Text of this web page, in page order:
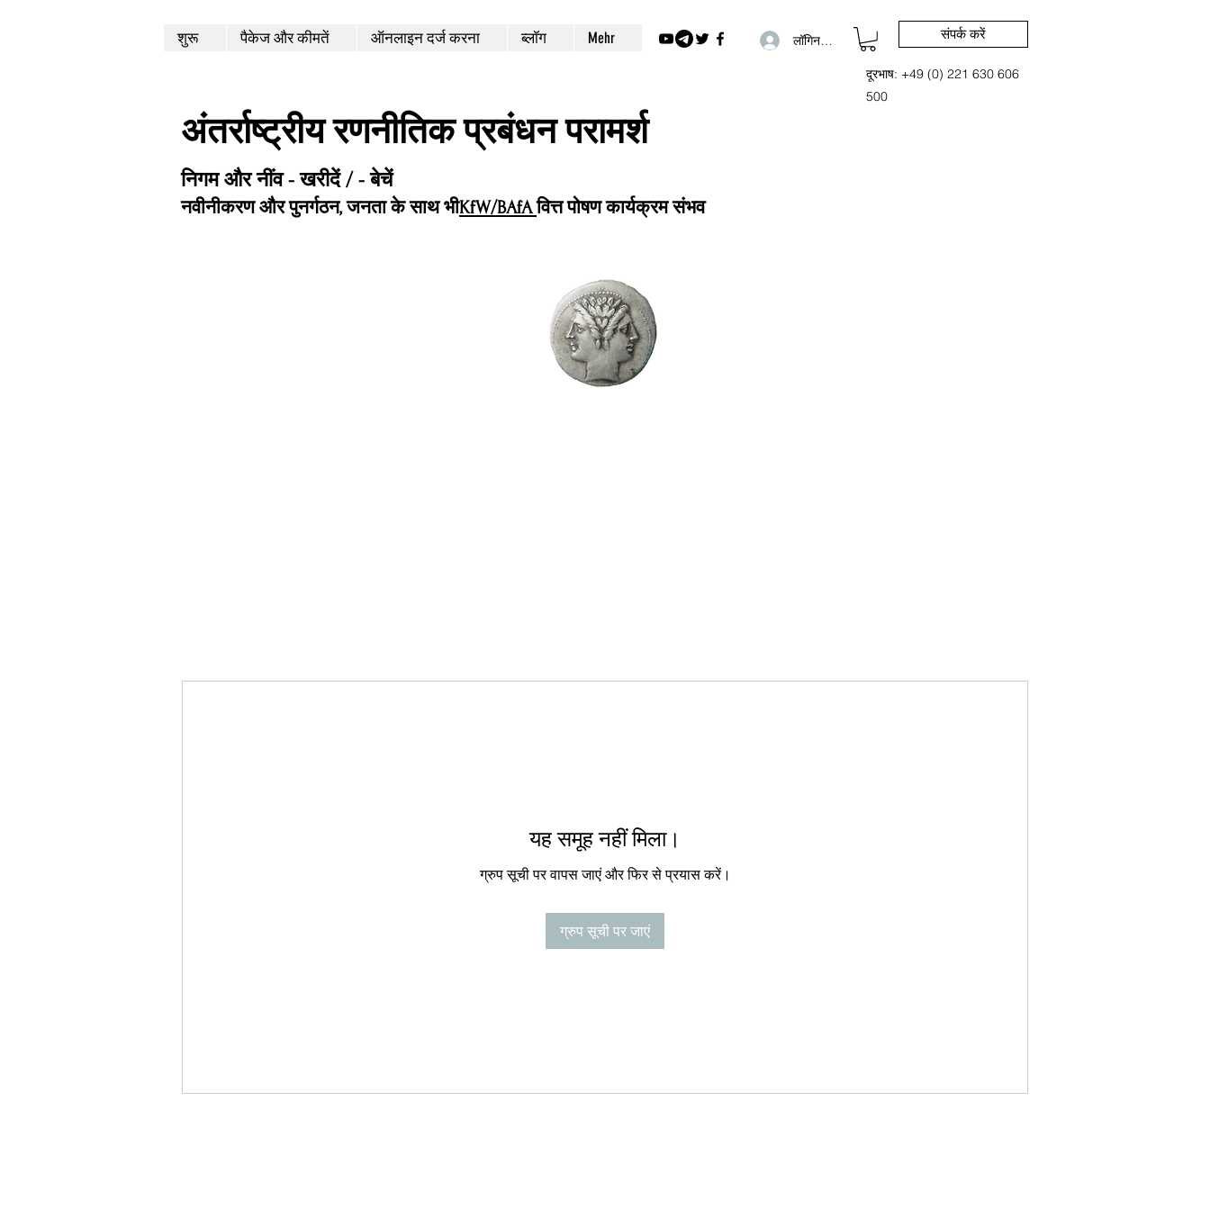
शुरू पैकेज और कीमतें ऑनलाइन दर्ज करना ब्लॉग Mehr लॉगिन करें संपर्क करें
दूरभाष: +49 (0) 221 630 606
500
अंतर्राष्ट्रीय रणनीतिक प्रबंधन परामर्श
निगम और नींव - खरीदें / - बेचें
नवीनीकरण और पुनर्गठन, जनता के साथ भीKfW/BAfAवित्त पोषण कार्यक्रम संभव
यह समूह नहीं मिला।
ग्रुप सूची पर वापस जाएं और फिर से प्रयास करें।
ग्रुप सूची पर जाएं